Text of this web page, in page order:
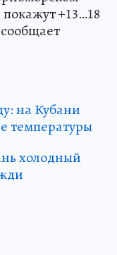
+13…18
на Кубани
температуры
холодный